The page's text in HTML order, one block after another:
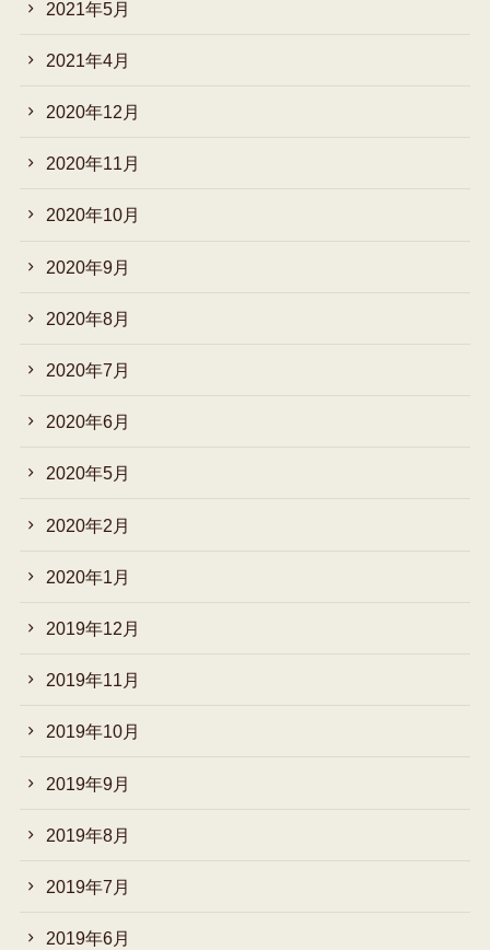
2021年5月
2021年4月
2020年12月
2020年11月
2020年10月
2020年9月
2020年8月
2020年7月
2020年6月
2020年5月
2020年2月
2020年1月
2019年12月
2019年11月
2019年10月
2019年9月
2019年8月
2019年7月
2019年6月